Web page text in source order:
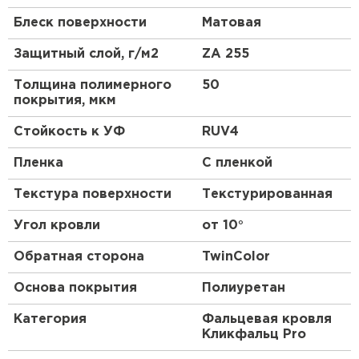
матовым полимерным покрытием. Обращаем
внимание, что эффект носит сугубо эстетический
характер и не влияет на функциональную
составляющую фальцевой кровли.
Мы рекомендуем использовать
шумоизолирующую ленту толщиной 3 мм для
панелей:
Кликфальц Pro Fin
Мы рекомендуем использовать
шумоизолирующую ленту толщиной 5 мм для
панелей:
Кликфальц
Кликфальц mini
Блеск поверхности Матовая
Защитный слой, г/м2 ZA 255
Толщина полимерного
покрытия, мкм
50
Стойкость к УФ RUV4
Пленка С пленкой
Текстура поверхности Текстурированная
Угол кровли от 10°
Обратная сторона TwinColor
Основа покрытия Полиуретан
Категория
Фальцевая кровля
Кликфальц Pro
ПЕРЕЙТИ